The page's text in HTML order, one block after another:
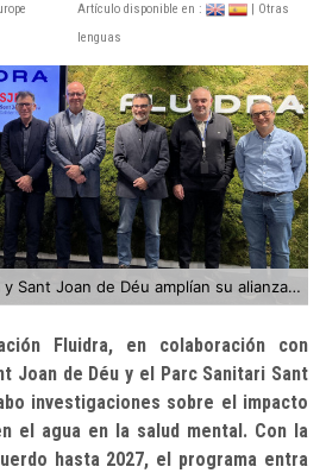
Artículo disponible en :
| Otras
lenguas
Fundació Fluidra, Fluidra y Sant Joan de Déu amplían su alianza hasta 2027
Fluidra, en colaboración con
Joan de Déu y el Parc Sanitari Sant
investigaciones sobre el impacto
el agua en la salud mental. Con la
hasta 2027, el programa entra